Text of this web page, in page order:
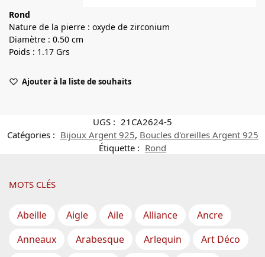
Rond
Nature de la pierre : oxyde de zirconium
Diamètre : 0.50 cm
Poids : 1.17 Grs
Ajouter à la liste de souhaits
UGS : 21CA2624-5
Catégories : Bijoux Argent 925, Boucles d'oreilles Argent 925
Étiquette : Rond
MOTS CLÉS
Abeille Aigle Aile Alliance
Ancre
Anneaux
Arabesque Arlequin
Art Déco